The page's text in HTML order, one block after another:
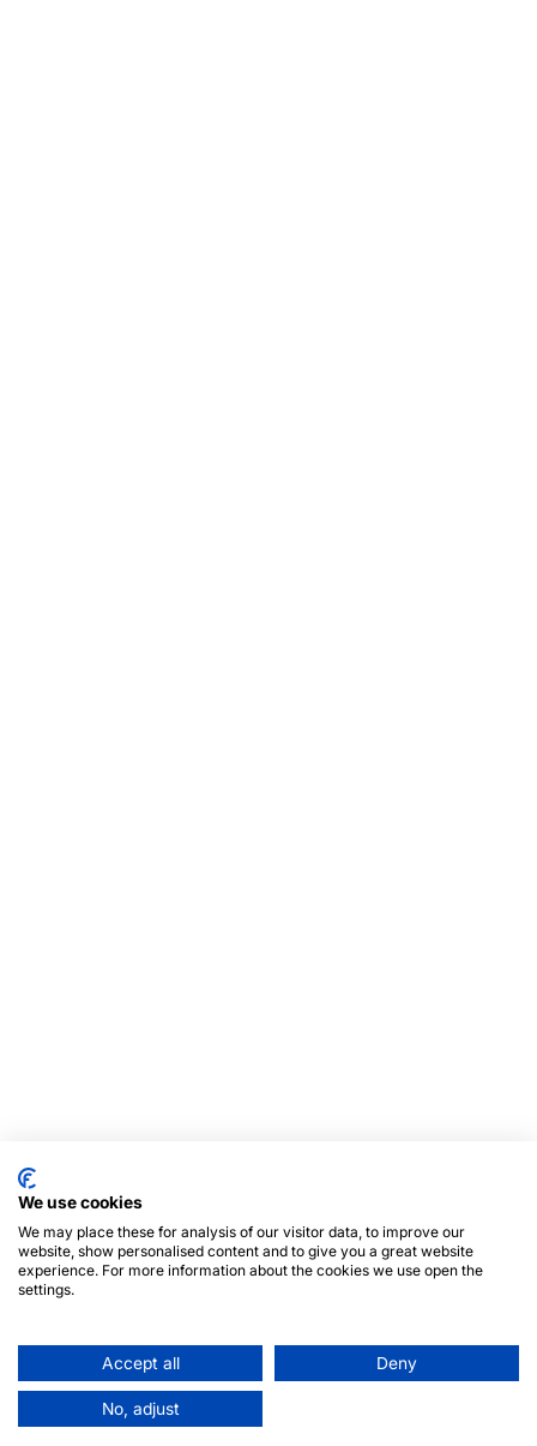
We use cookies
We may place these for analysis of our visitor data, to improve our
website, show personalised content and to give you a great website
experience. For more information about the cookies we use open the
settings.
Accept all Deny
No, adjust